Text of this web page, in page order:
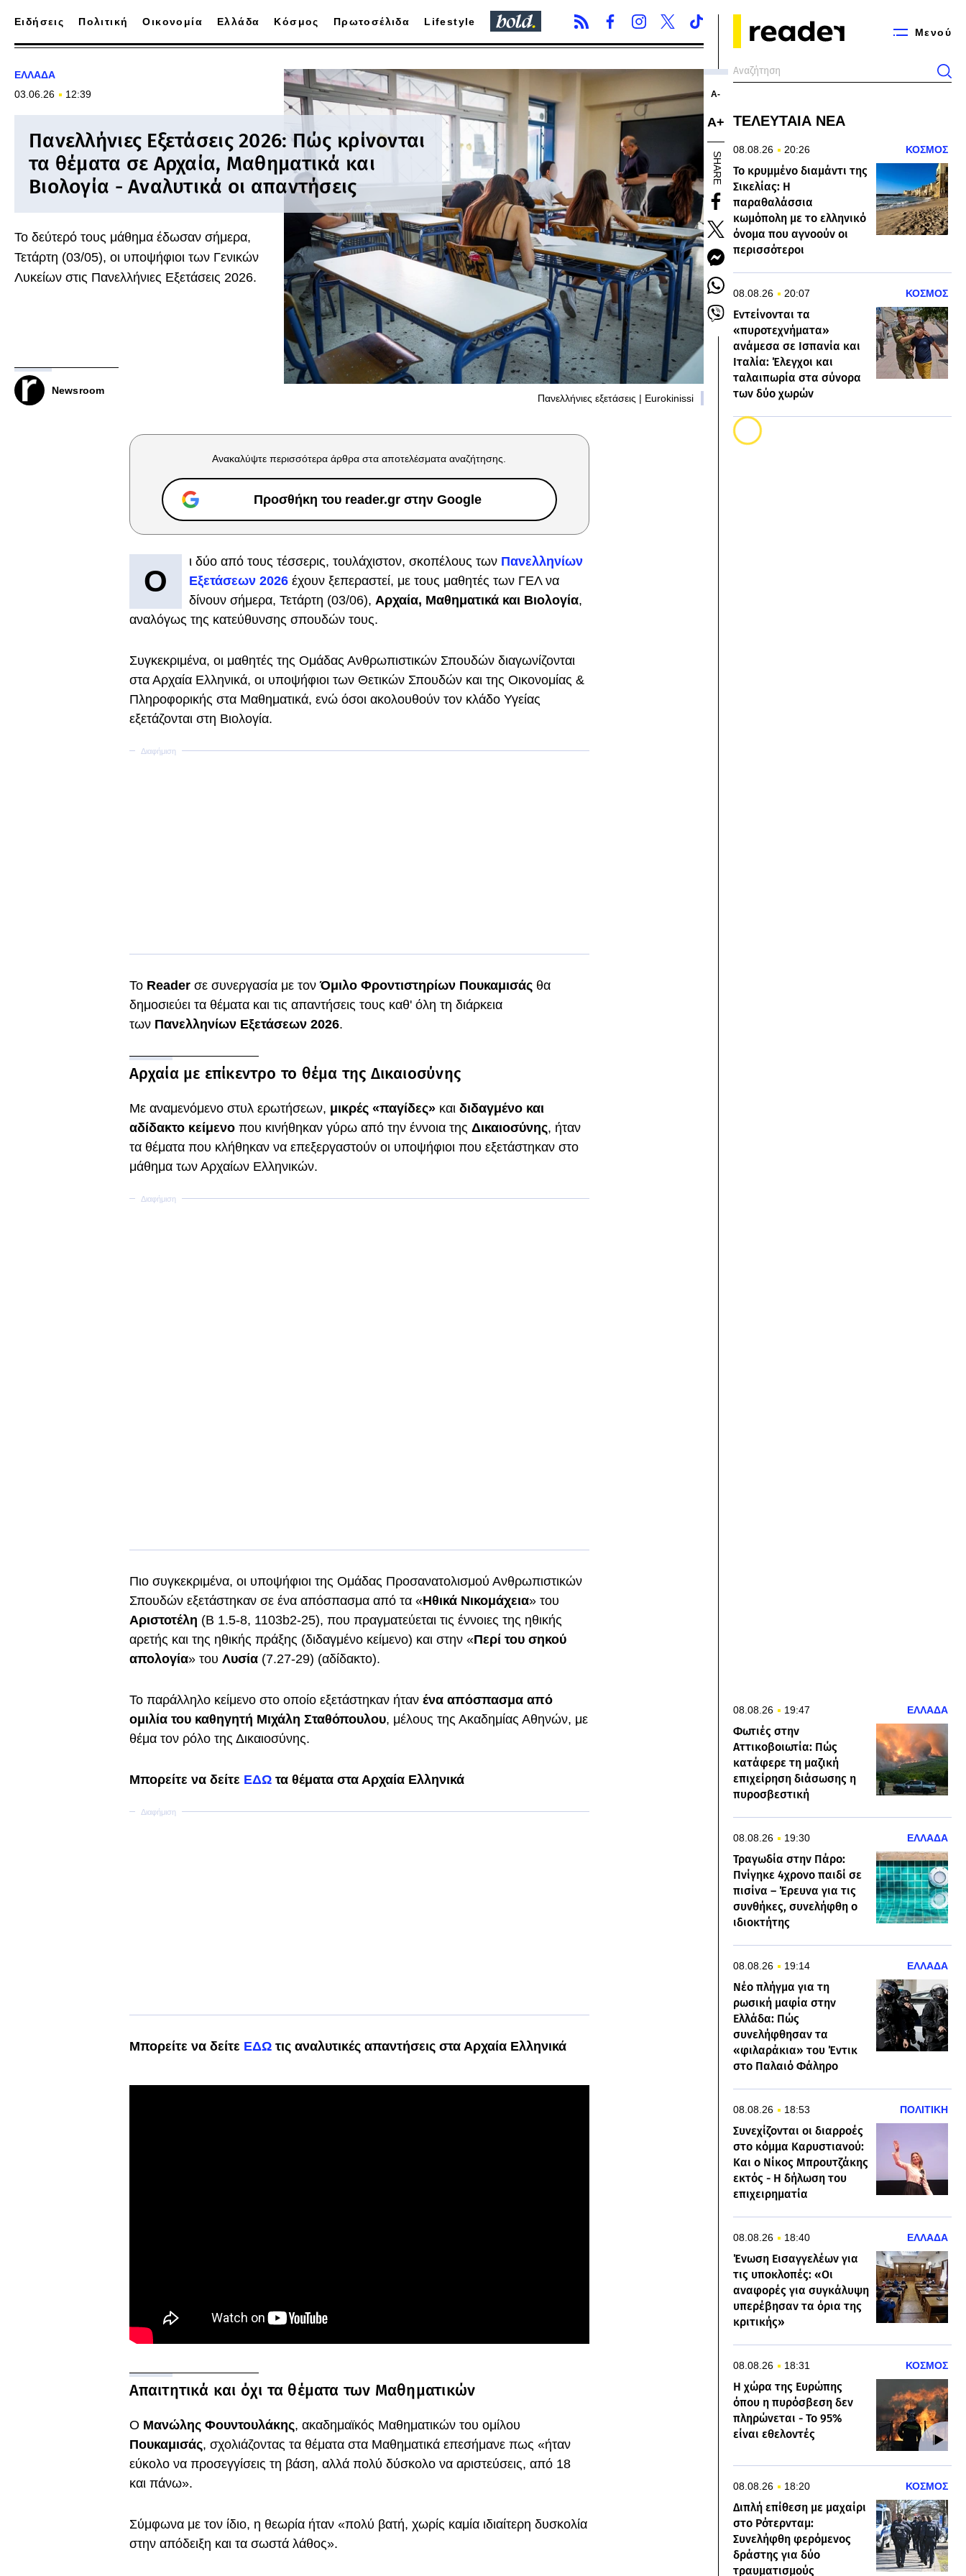
Μενού
Ειδήσεις Πολιτική Οικονομία Ελλάδα Κόσμος Πρωτοσέλιδα Lifestyle
ΕΛΛΑΔΑ
03.06.26
12:39
Πανελλήνιες Εξετάσεις 2026: Πώς κρίνονται
τα θέματα σε Αρχαία, Μαθηματικά και
Βιολογία - Αναλυτικά οι απαντήσεις
Το δεύτερό τους μάθημα έδωσαν σήμερα,
Τετάρτη (03/05), οι υποψήφιοι των Γενικών
Λυκείων στις Πανελλήνιες Εξετάσεις 2026.
Newsroom
Πανελλήνιες εξετάσεις | Eurokinissi
Α-
Α+
SHARE
Ανακαλύψτε περισσότερα άρθρα στα αποτελέσματα αναζήτησης.
Προσθήκη του reader.gr στην Google
Ο
ι δύο από τους τέσσερις, τουλάχιστον, σκοπέλους των Πανελληνίων
Εξετάσεων 2026έχουν ξεπεραστεί, με τους μαθητές των ΓΕΛ να
δίνουν σήμερα, Τετάρτη (03/06), Αρχαία, Μαθηματικά και Βιολογία,
αναλόγως της κατεύθυνσης σπουδών τους.
Συγκεκριμένα, οι μαθητές της Ομάδας Ανθρωπιστικών Σπουδών διαγωνίζονται
στα Αρχαία Ελληνικά, οι υποψήφιοι των Θετικών Σπουδών και της Οικονομίας &
Πληροφορικής στα Μαθηματικά, ενώ όσοι ακολουθούν τον κλάδο Υγείας
εξετάζονται στη Βιολογία.
Το Readerσε συνεργασία με τονΌμιλο Φροντιστηρίων Πουκαμισάςθα
δημοσιεύει τα θέματα και τις απαντήσεις τους καθ' όλη τη διάρκεια
των Πανελληνίων Εξετάσεων 2026.
Αρχαία με επίκεντρο το θέμα της Δικαιοσύνης
Με αναμενόμενο στυλ ερωτήσεων, μικρές «παγίδες»και διδαγμένο και
αδίδακτο κείμενοπου κινήθηκαν γύρω από την έννοια της Δικαιοσύνης, ήταν
τα θέματα που κλήθηκαν να επεξεργαστούν οι υποψήφιοι που εξετάστηκαν στο
μάθημα των Αρχαίων Ελληνικών.
Πιο συγκεκριμένα, οι υποψήφιοι της Ομάδας Προσανατολισμού Ανθρωπιστικών
Σπουδών εξετάστηκαν σε ένα απόσπασμα από τα «Ηθικά Νικομάχεια» του
Αριστοτέλη (Β 1.5-8, 1103b2-25), που πραγματεύεται τις έννοιες της ηθικής
αρετής και της ηθικής πράξης (διδαγμένο κείμενο) και στην «Περί του σηκού
απολογία» του Λυσία (7.27-29) (αδίδακτο).
Το παράλληλο κείμενο στο οποίο εξετάστηκαν ήτανένα απόσπασμα από
ομιλία του καθηγητή Μιχάλη Σταθόπουλου, μέλους της Ακαδημίας Αθηνών, με
θέμα τον ρόλο της Δικαιοσύνης.
Μπορείτε να δείτε ΕΔΩτα θέματα στα Αρχαία Ελληνικά
Μπορείτε να δείτε ΕΔΩτις αναλυτικές απαντήσεις στα Αρχαία Ελληνικά
Απαιτητικά και όχι τα θέματα των Μαθηματικών
Ο Μανώλης Φουντουλάκης, ακαδημαϊκός Μαθηματικών του ομίλου
Πουκαμισάς, σχολιάζοντας τα θέματα στα Μαθηματικά επεσήμανε πως «ήταν
εύκολο να προσεγγίσεις τη βάση, αλλά πολύ δύσκολο να αριστεύσεις, από 18
και πάνω».
Σύμφωνα με τον ίδιο, η θεωρία ήταν «πολύ βατή, χωρίς καμία ιδιαίτερη δυσκολία
στην απόδειξη και τα σωστά λάθος».
ΤΕΛΕΥΤΑΙΑ ΝΕΑ
08.08.26 20:26 ΚΟΣΜΟΣ
Το κρυμμένο διαμάντι της
Σικελίας: Η
παραθαλάσσια
κωμόπολη με το ελληνικό
όνομα που αγνοούν οι
περισσότεροι
08.08.26 20:07 ΚΟΣΜΟΣ
Εντείνονται τα
«πυροτεχνήματα»
ανάμεσα σε Ισπανία και
Ιταλία: Έλεγχοι και
ταλαιπωρία στα σύνορα
των δύο χωρών
08.08.26 19:47 ΕΛΛΑΔΑ
Φωτιές στην
Αττικοβοιωτία: Πώς
κατάφερε τη μαζική
επιχείρηση διάσωσης η
πυροσβεστική
08.08.26 19:30 ΕΛΛΑΔΑ
Τραγωδία στην Πάρο:
Πνίγηκε 4χρονο παιδί σε
πισίνα – Έρευνα για τις
συνθήκες, συνελήφθη ο
ιδιοκτήτης
08.08.26 19:14 ΕΛΛΑΔΑ
Νέο πλήγμα για τη
ρωσική μαφία στην
Ελλάδα: Πώς
συνελήφθησαν τα
«φιλαράκια» του Έντικ
στο Παλαιό Φάληρο
08.08.26 18:53 ΠΟΛΙΤΙΚΗ
Συνεχίζονται οι διαρροές
στο κόμμα Καρυστιανού:
Και ο Νίκος Μπρουτζάκης
εκτός - Η δήλωση του
επιχειρηματία
08.08.26 18:40 ΕΛΛΑΔΑ
Ένωση Εισαγγελέων για
τις υποκλοπές: «Οι
αναφορές για συγκάλυψη
υπερέβησαν τα όρια της
κριτικής»
08.08.26 18:31 ΚΟΣΜΟΣ
Η χώρα της Ευρώπης
όπου η πυρόσβεση δεν
πληρώνεται - Το 95%
είναι εθελοντές
08.08.26 18:20 ΚΟΣΜΟΣ
Διπλή επίθεση με μαχαίρι
στο Ρότερνταμ:
Συνελήφθη φερόμενος
δράστης για δύο
τραυματισμούς